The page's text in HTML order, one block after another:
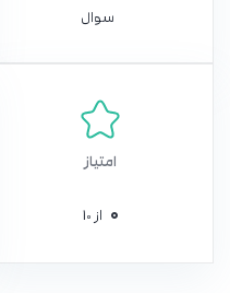
سوال
امتیاز
0 از 10